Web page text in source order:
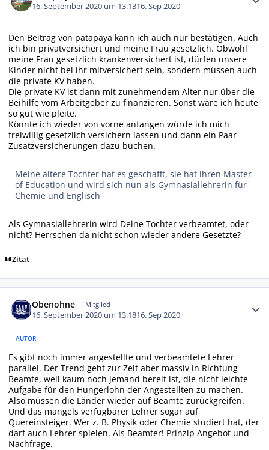
16. September 2020 um 13:1316. Sep 2020
Den Beitrag von patapaya kann ich auch nur bestätigen. Auch
ich bin privatversichert und meine Frau gesetzlich. Obwohl
meine Frau gesetzlich krankenversichert ist, dürfen unsere
Kinder nicht bei ihr mitversichert sein, sondern müssen auch
die private KV haben.
Die private KV ist dann mit zunehmendem Alter nur über die
Beihilfe vom Arbeitgeber zu finanzieren. Sonst wäre ich heute
so gut wie pleite.
Könnte ich wieder von vorne anfangen würde ich mich
freiwillig gesetzlich versichern lassen und dann ein Paar
Zusatzversicherungen dazu buchen.
Meine ältere Tochter hat es geschafft, sie hat ihren Master
of Education und wird sich nun als Gymnasiallehrerin für
Chemie und Englisch
Als Gymnasiallehrerin wird Deine Tochter verbeamtet, oder
nicht? Herrschen da nicht schon wieder andere Gesetzte?
Zitat
Obenohne Mitglied
16. September 2020 um 13:1816. Sep 2020
AUTOR
Es gibt noch immer angestellte und verbeamtete Lehrer
parallel. Der Trend geht zur Zeit aber massiv in Richtung
Beamte, weil kaum noch jemand bereit ist, die nicht leichte
Aufgabe für den Hungerlohn der Angestellten zu machen.
Also müssen die Länder wieder auf Beamte zurückgreifen.
Und das mangels verfügbarer Lehrer sogar auf
Quereinsteiger. Wer z. B. Physik oder Chemie studiert hat, der
darf auch Lehrer spielen. Als Beamter! Prinzip Angebot und
Nachfrage.